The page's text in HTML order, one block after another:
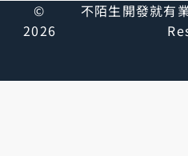
©
2026
不陌生開發就有